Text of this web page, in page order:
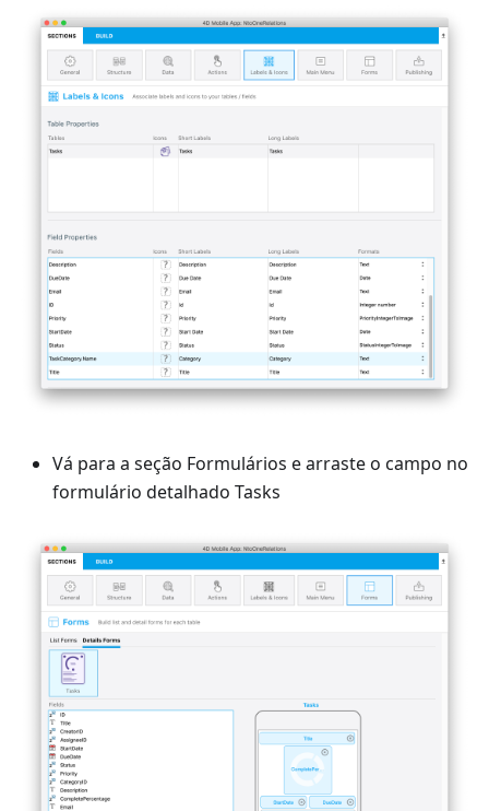
Vá para a seção Formulários e arraste o campo no
formulário detalhado Tasks